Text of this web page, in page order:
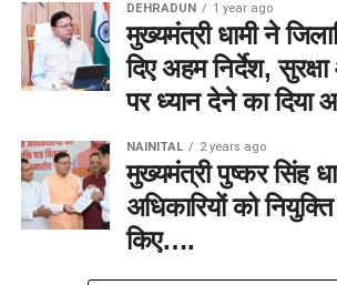
DEHRADUN 1 year ago
मुख्यमंत्री धामी ने
दिए अहम निर्देश,
पर ध्यान देने का दिया
NAINITAL 2 years ago
मुख्यमंत्री पुष्कर सिंह
अधिकारियों को
किए….